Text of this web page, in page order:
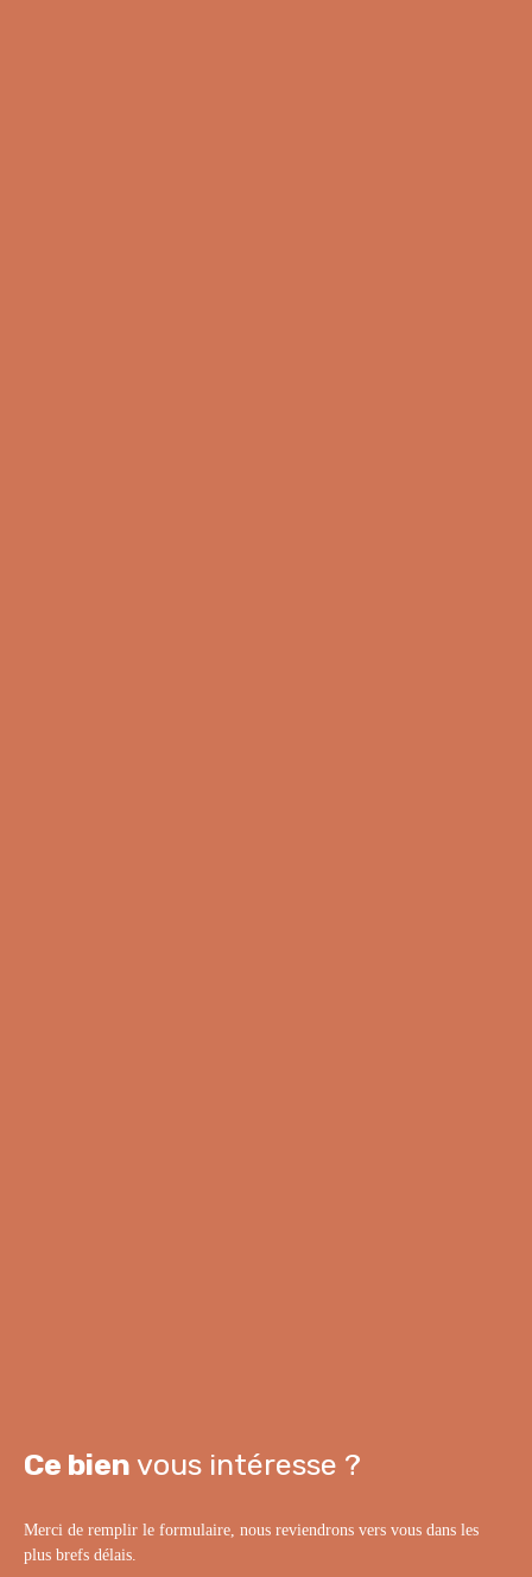
Ce bien vous intéresse ?
Merci de remplir le formulaire, nous reviendrons vers vous dans les
plus brefs délais.